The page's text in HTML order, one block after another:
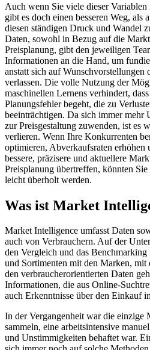
Auch wenn Sie viele dieser
gibt es doch einen besseren Weg, als
diesen ständigen Druck und Wandel
Daten, sowohl in Bezug auf die
Preisplanung, gibt den jeweiligen
Informationen an die Hand, um
anstatt sich auf Wunschvorstellungen
verlassen. Die volle Nutzung der
maschinellen Lernens verhindert,
Planungsfehler begeht, die zu
beeinträchtigen. Da sich immer mehr
zur Preisgestaltung zuwenden, ist es
verlieren. Wenn Ihre Konkurrenten
optimieren, Abverkaufsraten erhöhen
bessere, präzisere und aktuellere
Preisplanung übertreffen, könnten
leicht überholt werden.
Was ist Market
Market Intelligence umfasst Daten
auch von Verbrauchern. Auf der
den Vergleich und das
und Sortimenten mit den Marken,
den verbraucherorientierten Daten
Informationen, die aus Online-
auch Erkenntnisse über den Einkauf
In der Vergangenheit war die einzige
sammeln, eine arbeitsintensive
und Unstimmigkeiten behaftet war.